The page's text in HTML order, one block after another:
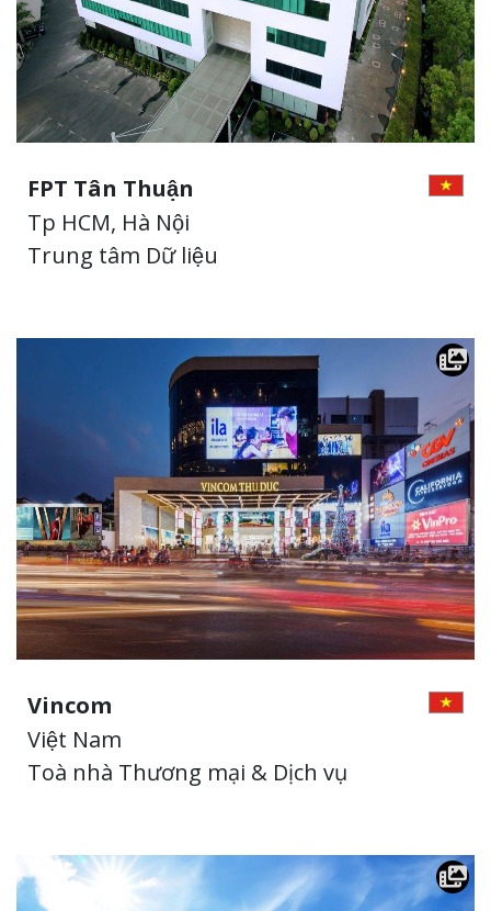
FPT Tân Thuận
Tp HCM, Hà Nội
Trung tâm Dữ liệu
Vincom
Việt Nam
Toà nhà Thương mại & Dịch vụ